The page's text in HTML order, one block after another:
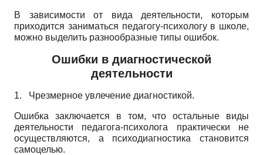
В зависимости от вида деятельности, которым
приходится заниматься педагогу-психологу в школе,
можно выделить разнообразные типы ошибок.
Ошибки в диагностической
деятельности
1. Чрезмерное увлечение диагностикой.
Ошибка заключается в том, что остальные виды
деятельности педагога-психолога практически не
осуществляются, а психодиагностика становится
самоцелью.